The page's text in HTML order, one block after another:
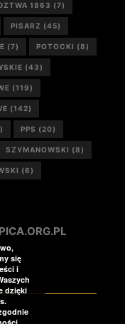
1863 (7)
PISARZ (45)
(7) POTOCKI (8)
(43)
(119)
(142)
PPS (20)
SZYMANOWSKI (8)
(6)
się
i
dzięki